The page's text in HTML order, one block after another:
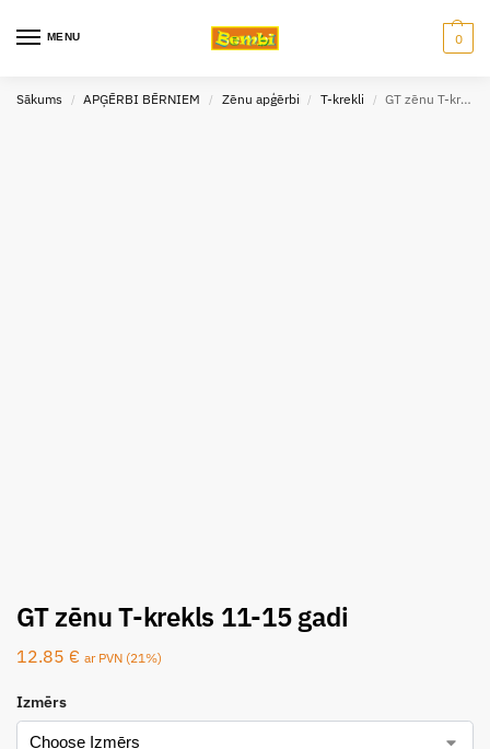
MENU 0
Sākums / APĢĒRBI BĒRNIEM / Zēnu apģērbi / T-krekli / GT zēnu T-krekls 11-15 gadi
GT zēnu T-krekls 11-15 gadi
12.85 € ar PVN (21%)
Izmērs